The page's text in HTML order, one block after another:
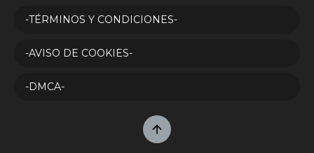
-TÉRMINOS Y CONDICIONES-
-AVISO DE COOKIES-
-DMCA-